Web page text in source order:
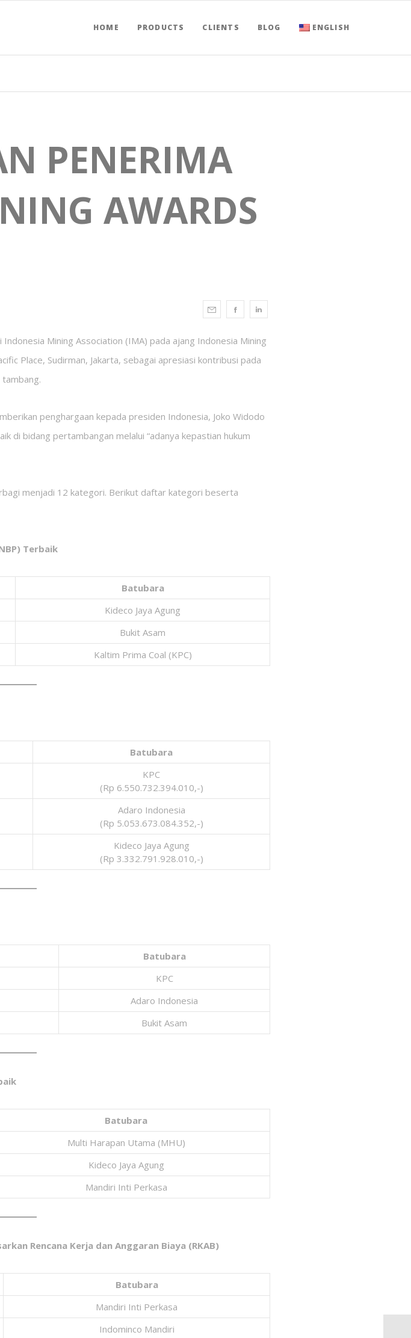
HOME PRODUCTS CLIENTS BLOG ENGLISH
PENERIMA
AWARDS
Mining Association (IMA) pada ajang Indonesia Mining
Place, Sudirman, Jakarta, sebagai apresiasi kontribusi pada
penghargaan kepada presiden Indonesia, Joko Widodo
di bidang pertambangan melalui “adanya kepastian hukum
menjadi 12 kategori. Berikut daftar kategori beserta
Terbaik
Batubara
Kideco Jaya Agung
Bukit Asam
Kaltim Prima Coal (KPC)
Batubara
KPC
(Rp 6.550.732.394.010,-)
Adaro Indonesia
(Rp 5.053.673.084.352,-)
Kideco Jaya Agung
(Rp 3.332.791.928.010,-)
Batubara
KPC
Adaro Indonesia
Bukit Asam
Batubara
Multi Harapan Utama (MHU)
Kideco Jaya Agung
Mandiri Inti Perkasa
Rencana Kerja dan Anggaran Biaya (RKAB)
Batubara
Mandiri Inti Perkasa
Indominco Mandiri